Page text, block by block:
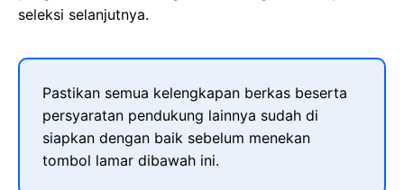
seleksi selanjutnya.
Pastikan semua kelengkapan berkas beserta
persyaratan pendukung lainnya sudah di
siapkan dengan baik sebelum menekan
tombol lamar dibawah ini.